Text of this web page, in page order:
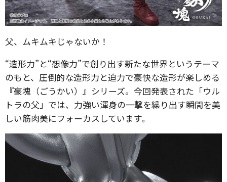
父、ムキムキじゃないか！
“造形力”と“想像力”で創り出す新たな世界というテーマ
のもと、圧倒的な造形力と迫力で豪快な造形が楽しめる
『豪塊（ごうかい）』シリーズ。今回発表された「ウル
トラの父」では、力強い渾身の一撃を繰り出す瞬間を美
しい筋肉美にフォーカスしています。